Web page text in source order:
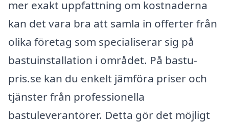
mer exakt uppfattning om kostnaderna
kan det vara bra att samla in offerter från
olika företag som specialiserar sig på
bastuinstallation i området. På bastu-
pris.se kan du enkelt jämföra priser och
tjänster från professionella
bastuleverantörer. Detta gör det möjligt